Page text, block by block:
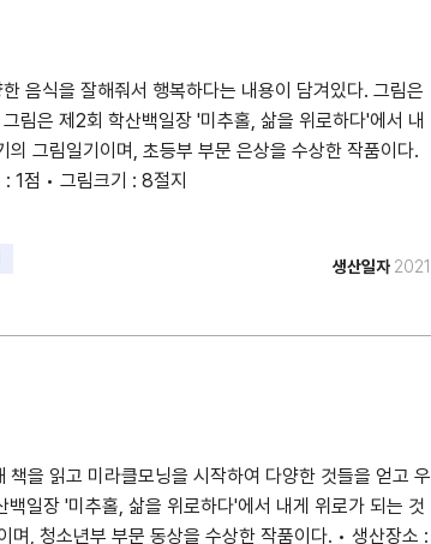
음식을 잘해줘서 행복하다는 내용이 담겨있다. 그림은
림은 제2회 학산백일장 '미추홀, 삶을 위로하다'에서 내
그림일기이며, 초등부 부문 은상을 수상한 작품이다.
1점 • 그림크기 : 8절지
생산일자 2021
을 읽고 미라클모닝을 시작하여 다양한 것들을 얻고 우
일장 '미추홀, 삶을 위로하다'에서 내게 위로가 되는 것
며, 청소년부 부문 동상을 수상한 작품이다. • 생산장소 :